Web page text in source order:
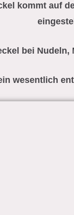
kommt auf
bei
wesentlich